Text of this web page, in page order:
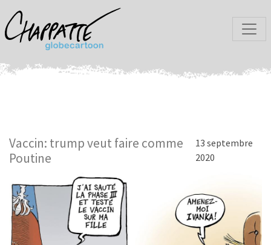
Vaccin: trump veut faire comme
Poutine
13 septembre
2020